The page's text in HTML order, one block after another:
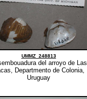
UMMZ_248813
del arroyo de Las
Departmento de Colonia,
Uruguay